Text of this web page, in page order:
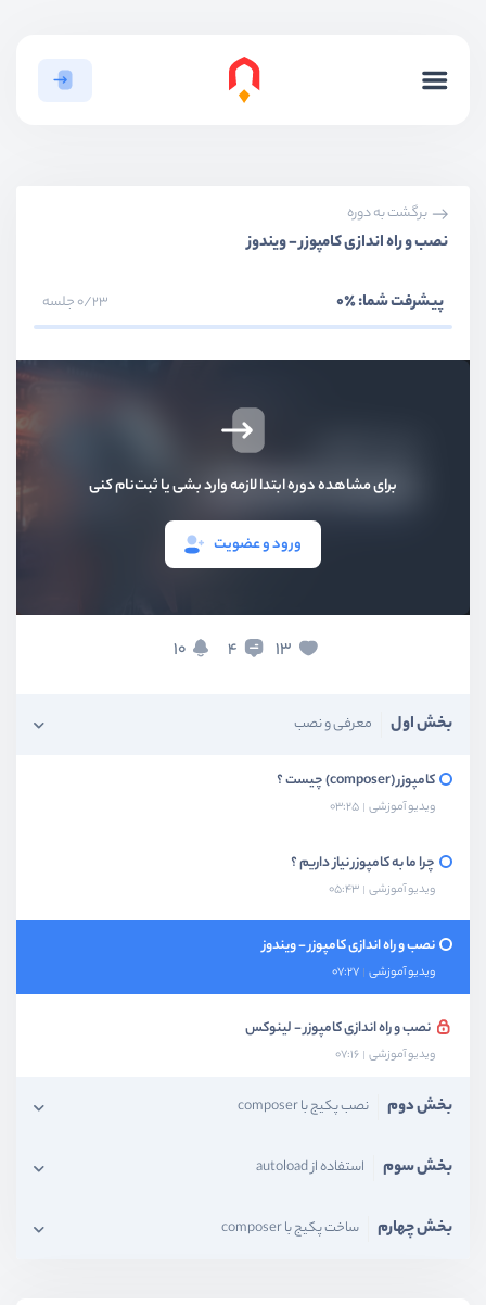
برگشت به دوره
نصب و راه اندازی کامپوزر - ویندوز
پیشرفت شما:٪0 0/23 جلسه
برای مشاهده دوره ابتدا لازمه وارد بشی یا ثبت‌نام کنی
ورود و عضویت
13
4
10
بخش اول معرفی و نصب
کامپوزر (composer) چیست ؟
ویدیو آموزشی 03:25
چرا ما به کامپوزر نیاز داریم ؟
ویدیو آموزشی 05:43
نصب و راه اندازی کامپوزر - ویندوز
ویدیو آموزشی 07:27
نصب و راه اندازی کامپوزر - لینوکس
ویدیو آموزشی 07:16
بخش دوم نصب پکیج با composer
بخش سوم استفاده از autoload
بخش چهارم ساخت پکیج با composer